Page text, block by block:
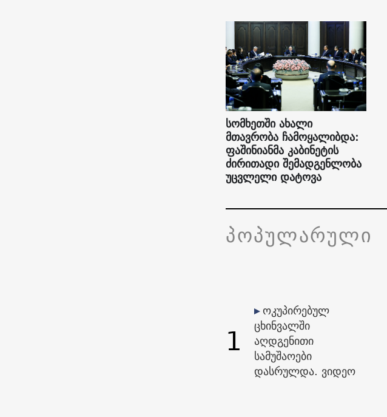
სომხეთში ახალი
მთავრობა ჩამოყალიბდა:
ფაშინიანმა კაბინეტის
ძირითადი შემადგენლობა
უცვლელი დატოვა
პოპულარული
1
ოკუპირებულ
ცხინვალში
აღდგენითი
სამუშაოები
დასრულდა. ვიდეო